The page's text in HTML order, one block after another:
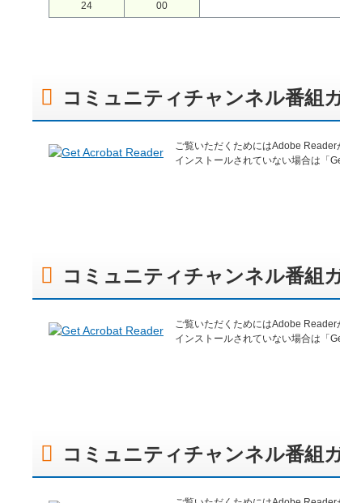
24
00
コミュニティチャンネル番組
ご覧いただくためにはAdobe Reader
インストールされていない場合は「
コミュニティチャンネル番組
ご覧いただくためにはAdobe Reader
インストールされていない場合は「
コミュニティチャンネル番組